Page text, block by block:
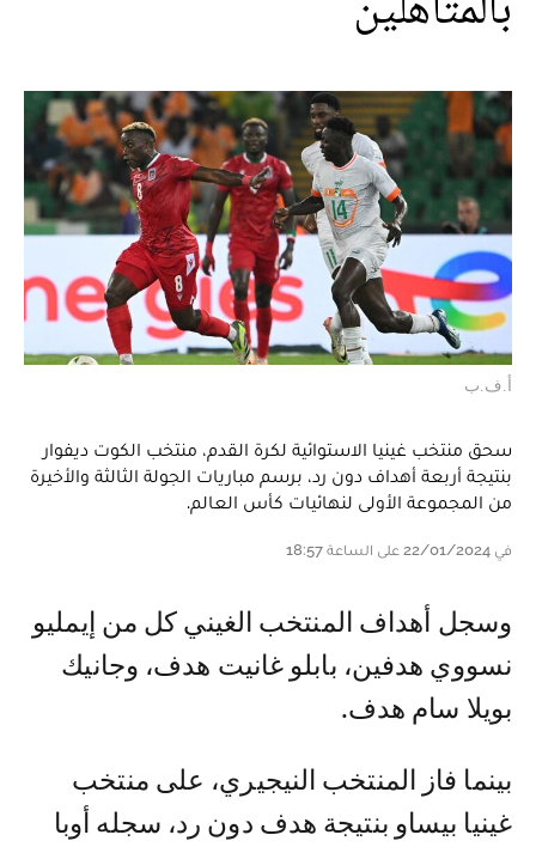
أ.ف.ب
سحق منتخب غينيا الاستوائية لكرة القدم، منتخب الكوت ديفوار
بنتيجة أربعة أهداف دون رد، برسم مباريات الجولة الثالثة والأخيرة
من المجموعة الأولى لنهائيات كأس العالم.
في 22/01/2024 على الساعة 18:57
وسجل أهداف المنتخب الغيني كل من إيمليو
نسووي هدفين، بابلو غانيت هدف، وجانيك
بويلا سام هدف.
بينما فاز المنتخب النيجيري، على منتخب
غينيا بيساو بنتيجة هدف دون رد، سجله أوبا